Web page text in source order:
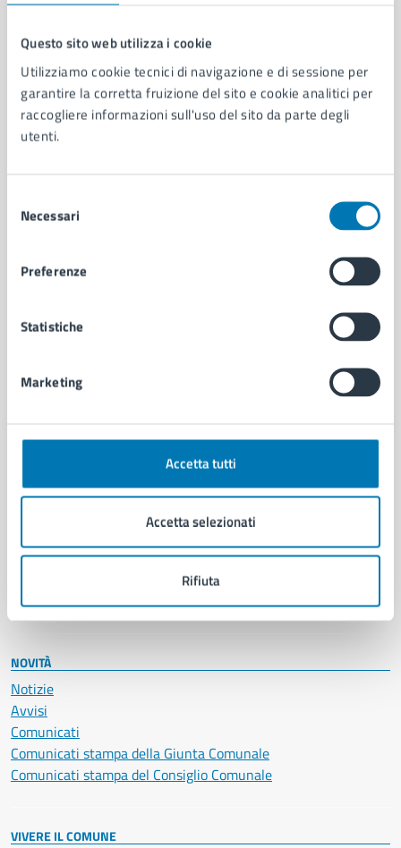
Questo sito web utilizza i cookie
Utilizziamo cookie tecnici di navigazione e di sessione per
garantire la corretta fruizione del sito e cookie analitici per
raccogliere informazioni sull'uso del sito da parte degli
utenti.
delNecessari
Preferenze
Statistiche
Marketing
Accetta tutti
Accetta selezionati
Rifiuta
Comune di Napoli
AMMINISTRAZIONE
Aree amministrative
Organi di governo
Enti e fondazioni
Documenti e dati
Ambiente
Educazione e formazione
Giustizia e sicurezza pubblica
Salute, benessere e assistenza
Vita lavorativa
NOVITÀ
Notizie
Avvisi
Comunicati
Comunicati stampa della Giunta Comunale
Comunicati stampa del Consiglio Comunale
VIVERE IL COMUNE